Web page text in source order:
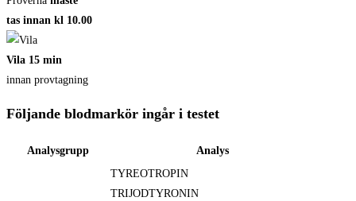
tas innan kl 10.00
Vila 15 min
innan provtagning
Följande blodmarkör ingår i testet
Analysgrupp Analys
TYREOTROPIN
TRIJODTYRONIN